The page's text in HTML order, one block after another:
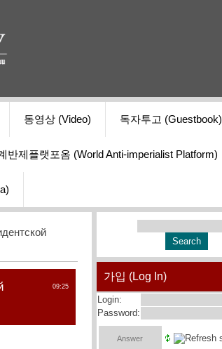
동영상 (Video) 독자투고 (Guestbook)
반제플랫포옴 (World Anti-imperialist Platform)
09:25
가입 (Log In)
Login:
Password: